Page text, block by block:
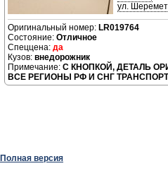
ул.
LR019764
Отличное
да
внедорожник
С КНОПКОЙ, ДЕТАЛЬ
ВСЕ РЕГИОНЫ РФ И СНГ
Полная версия